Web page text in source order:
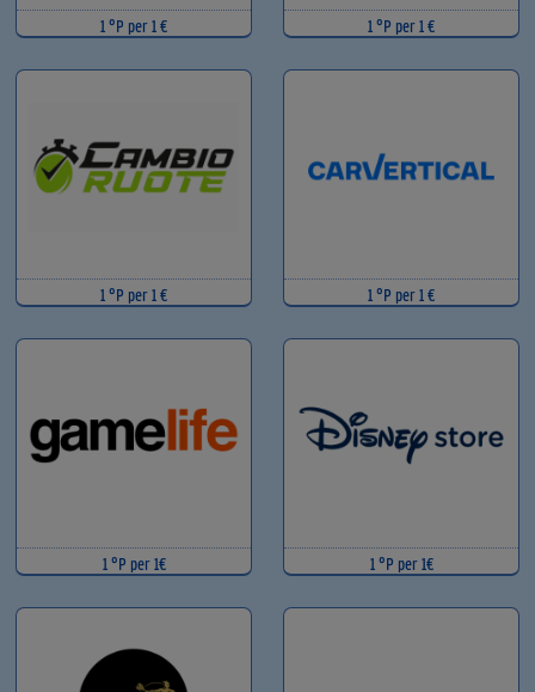
1 °P per 1 € 1 °P per 1 €
1 °P per 1 € 1 °P per 1 €
1 °P per 1€ 1 °P per 1€